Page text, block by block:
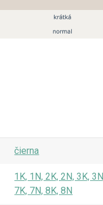
čierna
1K, 1N, 2K, 2N, 3K,
7K, 7N, 8K, 8N